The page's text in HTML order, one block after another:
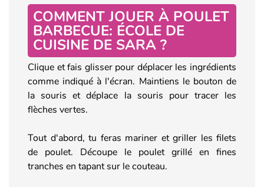
COMMENT JOUER À POULET
BARBECUE: ÉCOLE DE
CUISINE DE SARA ?
Clique et fais glisser pour déplacer les ingrédients
comme indiqué à l'écran. Maintiens le bouton de
la souris et déplace la souris pour tracer les
flèches vertes.
Tout d'abord, tu feras mariner et griller les filets
de poulet. Découpe le poulet grillé en fines
tranches en tapant sur le couteau.